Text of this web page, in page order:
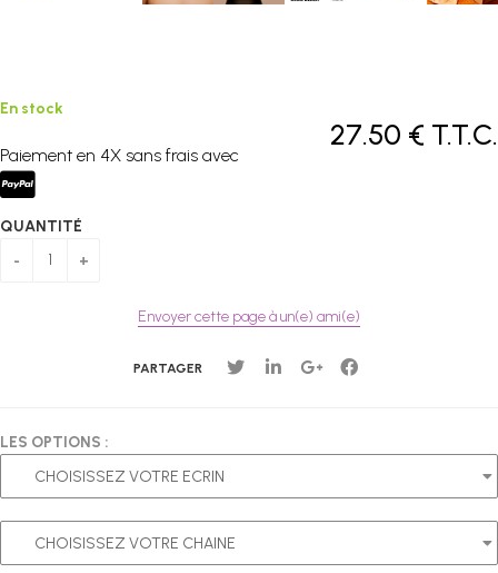
27.50 € T.T.C.
En stock
Paiement en 4X sans frais avec
QUANTITÉ
Envoyer cette page à un(e) ami(e)
PARTAGER
LES OPTIONS :